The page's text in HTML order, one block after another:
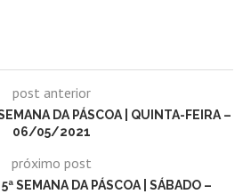
post anterior
DA PÁSCOA | QUINTA-FEIRA –
06/05/2021
próximo post
SEMANA DA PÁSCOA | SÁBADO –